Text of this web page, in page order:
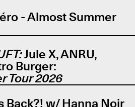
- Almost Summer
Jule X, ANRU,
Burger:
Tour 2026
Back?! w/ Hanna Noir